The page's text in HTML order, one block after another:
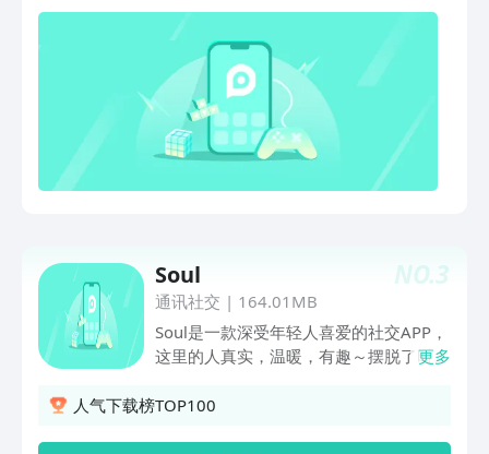
NO.3
Soul
通讯社交 | 164.01MB
Soul是一款深受年轻人喜爱的社交APP，
这里的人真实，温暖，有趣～摆脱了时空
魂鉴定”找到真正的自己，并在社群中自
更多
人气下载榜TOP100